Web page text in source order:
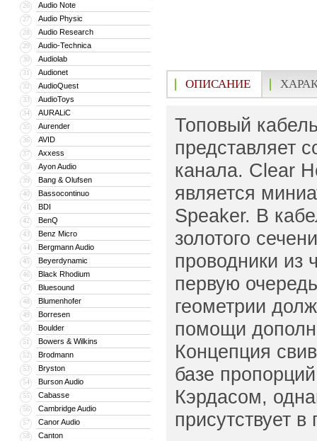
26 Audio Note
27 Audio Physic
28 Audio Research
29 Audio-Technica
30 Audiolab
31 Audionet
32 AudioQuest
33 AudioToys
34 AURALiC
35 Aurender
36 AVID
37 Axxess
38 Ayon Audio
39 Bang & Olufsen
40 Bassocontinuo
41 BDI
42 BenQ
43 Benz Micro
44 Bergmann Audio
45 Beyerdynamic
46 Black Rhodium
47 Bluesound
48 Blumenhofer
49 Borresen
50 Boulder
51 Bowers & Wilkins
52 Brodmann
53 Bryston
54 Burson Audio
55 Cabasse
56 Cambridge Audio
57 Canor Audio
58 Canton
ОПИСАНИЕ
Топовый
представляет
канала. Clear
является
Speaker. В
золотого
проводники из
первую
геометрии
помощи
Концепция
базе
Кэрдасом,
присутствует